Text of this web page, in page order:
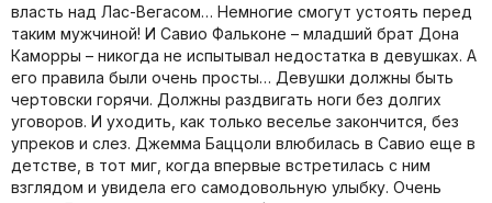
власть над Лас-Вегасом… Немногие смогут устоять перед
таким мужчиной! И Савио Фальконе – младший брат Дона
Каморры – никогда не испытывал недостатка в девушках. А
его правила были очень просты… Девушки должны быть
чертовски горячи. Должны раздвигать ноги без долгих
уговоров. И уходить, как только веселье закончится, без
упреков и слез. Джемма Баццоли влюбилась в Савио еще в
детстве, в тот миг, когда впервые встретилась с ним
взглядом и увидела его самодовольную улыбку. Очень